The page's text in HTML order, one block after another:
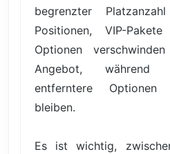
begrenzter
Positionen, VIP-
Optionen
Angebot, während
entferntere
bleiben.
Es ist wichtig,